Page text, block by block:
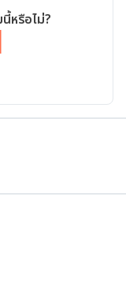
herbal-
August 9, 2017
คุณหมอ
หรือไม่?